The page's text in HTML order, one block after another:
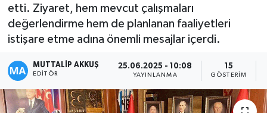
etti. Ziyaret, hem mevcut çalışmaları
değerlendirme hem de planlanan faaliyetleri
istişare etme adına önemli mesajlar içerdi.
MUTTALİP AKKUŞ
EDITÖR
25.06.2025 - 10:08
YAYINLANMA
15
GÖSTERIM
Haber Arşivi